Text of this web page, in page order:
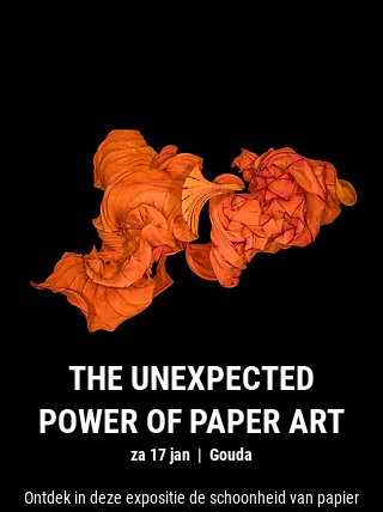
THE UNEXPECTED
POWER OF PAPER ART
za 17 jan
  |
Gouda
Ontdek in deze expositie de schoonheid van papier